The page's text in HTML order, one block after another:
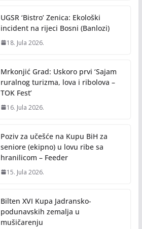
UGSR ‘Bistro’ Zenica: Ekološki
incident na rijeci Bosni (Banlozi)
18. Jula 2026.
Mrkonjić Grad: Uskoro prvi ‘Sajam
ruralnog turizma, lova i ribolova –
TOK Fest’
16. Jula 2026.
Poziv za učešće na Kupu BiH za
seniore (ekipno) u lovu ribe sa
hranilicom – Feeder
15. Jula 2026.
Bilten XVI Kupa Jadransko-
podunavskih zemalja u
mušičarenju